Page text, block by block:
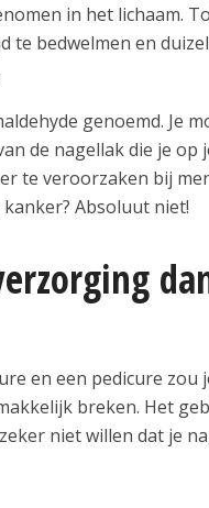
in het lichaam.
te bedwelmen en
genoemd. Je
de nagellak die je op
te veroorzaken bij
Absoluut niet!
en een pedicure
breken. Het
niet willen dat je